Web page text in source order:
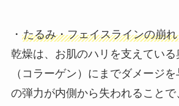
・ たるみ・フェイスラインの崩れ
乾燥は、お肌のハリを支えてい
（コラーゲン）にまでダメージ
の弾力が内側から失われることで